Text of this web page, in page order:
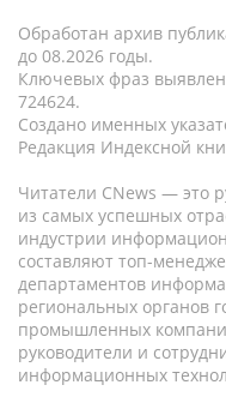
Обработан архив
до 08.2026 годы.
Ключевых фраз
724624.
Создано именных
Редакция Индексной
Читатели CNews — это
из самых успешных
индустрии
составляют топ-
департаментов
региональных органов
промышленных
руководители и
информационных